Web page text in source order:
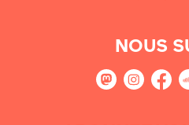
NOUS